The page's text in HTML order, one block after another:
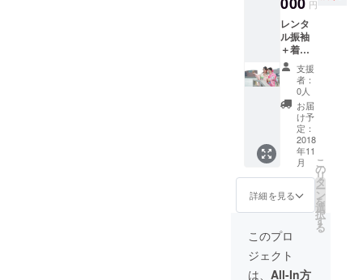
在 下関
市長府
の功山
寺近く
にある
オリジ
ナル商
品の販
売店
「おに
の家」
のオー
ナー
兼、お
に画作
家とし
て活躍
中。 辛
く、厳
しかっ
た半生
さやズ
ルさ。
その鬼
が暴れ
たり、
嫉んだ
りしま
わぬよ
う、鬼
を励ま
し、静
め、笑
う鬼が
心に増
とを願
い発信
ます。
前にお
店での
レンタ
ル着物
を選ぶ
事が可
能で
す。 ク
ラウド
ファン
ディン
グ終了
後 １
１/２～
５まで
にお店
後お選
びいた
だけま
す。 前
オリジ
ナル商
品の販
売店
「おに
の家」
のオー
ナー
兼、お
に画作
家とし
て活躍
く、厳
しかっ
の経験
を糧に
生み出
された
は、お
申し込
み後に
Aアッ
プ B
ハーフ
アッ
プ C編
み込み
アレン
ジ の
３つか
ら選ん
でいた
だけま
くに
間神宮
や下関
手ぶら
でOK 注
意＞イ
ベント
価格に
て、新
作の振
袖は選
べませ
ん。ご
了承く
ださ
い。 お
店の近
くに
や下関
の海を
眺める
ことが
円
レンタ
ル振袖
＋着付
け＋ヘ
アPメイ
ク＋ロ
ケー
ション
撮影 可
愛い振
袖をレ
ンタ
ル。着
付はも
ちろ
ん！草
履もつ
いたフ
ルセッ
トレン
支援
者：
0人
お届
け予
定：
2018
年11
月
詳細を見る
こ
の
リ
タ
ー
ン
を
選
択
す
る
このプロ
ジェクト
は、 All-In方